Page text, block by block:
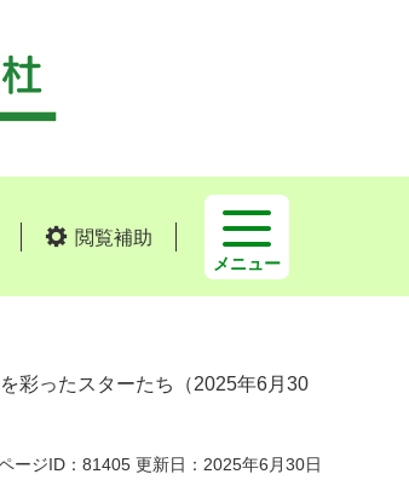
閲覧補助
メニュー
彩ったスターたち（2025年6月30
ージID：81405 更新日：2025年6月30日